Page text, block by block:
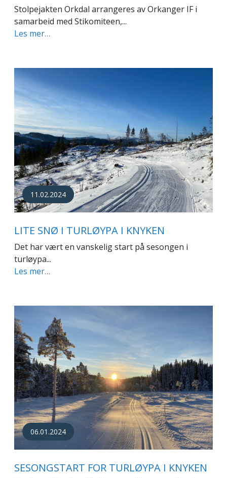
Stolpejakten Orkdal arrangeres av Orkanger IF i
samarbeid med Stikomiteen,...
Les mer…
11.02.2024
LITE SNØ I TURLØYPA I KNYKEN
Det har vært en vanskelig start på sesongen i
turløypa...
Les mer…
06.01.2024
SESONGSTART FOR TURLØYPA I KNYKEN